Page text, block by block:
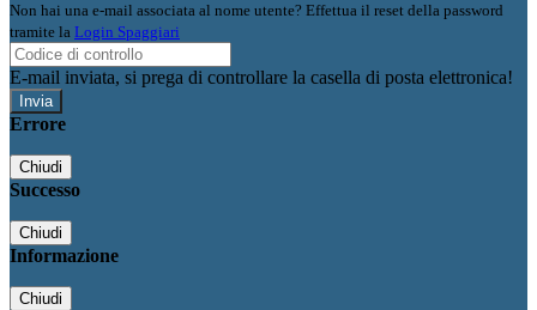
Non hai una e-mail associata al nome utente? Effettua il reset della password
tramite la Login Spaggiari
E-mail inviata, si prega di controllare la casella di posta elettronica!
Errore
Chiudi
Successo
Chiudi
Informazione
Chiudi